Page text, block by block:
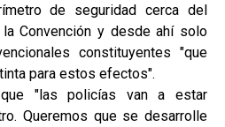
de seguridad cerca del
Convención y desde ahí solo
constituyentes "que
para estos efectos".
"las policías van a estar
Queremos que se desarrolle